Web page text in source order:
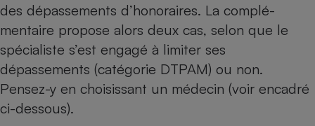
des dépassements d’honoraires. La complé­
mentaire propose alors deux cas, selon que le
spécialiste s’est engagé à limiter ses
dépassements (catégorie DTPAM) ou non.
Pensez-y en choisissant un médecin (voir encadré
ci-dessous).